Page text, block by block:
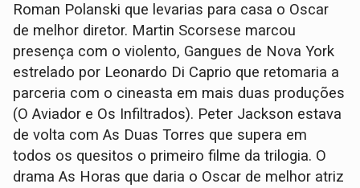
Roman Polanski que levarias para casa o Oscar
de melhor diretor. Martin Scorsese marcou
presença com o violento, Gangues de Nova York
estrelado por Leonardo Di Caprio que retomaria a
parceria com o cineasta em mais duas produções
(O Aviador e Os Infiltrados). Peter Jackson estava
de volta com As Duas Torres que supera em
todos os quesitos o primeiro filme da trilogia. O
drama As Horas que daria o Oscar de melhor atriz